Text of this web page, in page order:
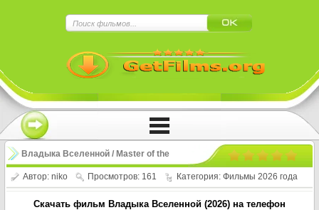
Владыка Вселенной / Master of the
Universe (2026)
Автор: niko Просмотров: 161 Категория: Фильмы 2026 года
Скачать фильм Владыка Вселенной (2026) на телефон
Нажмите на
!!!Если Вы с телефона сперва нажмите на
троеточие в правом верхнем углу!!!